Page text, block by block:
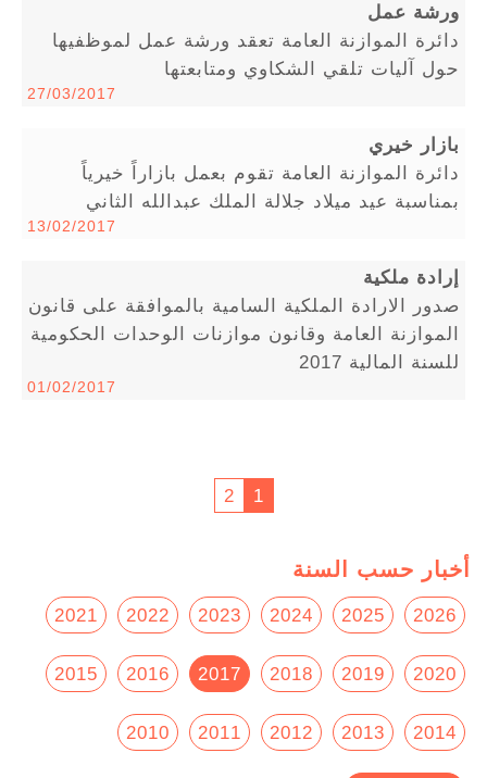
ورشة عمل
دائرة الموازنة العامة تعقد ورشة عمل لموظفيها
حول آليات تلقي الشكاوي ومتابعتها
27/03/2017
بازار خيري
دائرة الموازنة العامة تقوم بعمل بازاراً خيرياً
بمناسبة عيد ميلاد جلالة الملك عبدالله الثاني
13/02/2017
إرادة ملكية
صدور الارادة الملكية السامية بالموافقة على قانون
الموازنة العامة وقانون موازنات الوحدات الحكومية
للسنة المالية 2017
01/02/2017
1
2
أخبار حسب السنة
2026
2025
2024
2023
2022
2021
2020
2019
2018
2017
2016
2015
2014
2013
2012
2011
2010